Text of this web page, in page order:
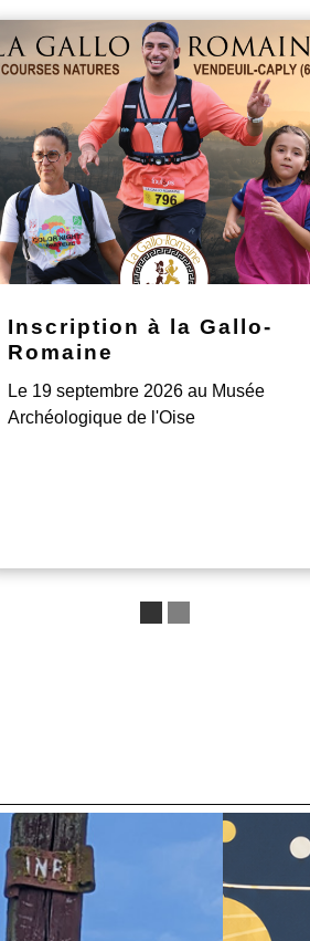
Inscription à la Gallo-
Romaine
Le 19 septembre 2026 au Musée
Archéologique de l'Oise